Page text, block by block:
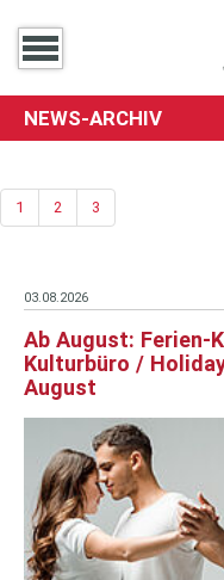
NEWS-ARCHIV
1 2 3
03.08.2026
Ab August: Ferien-
Kulturbüro /
August